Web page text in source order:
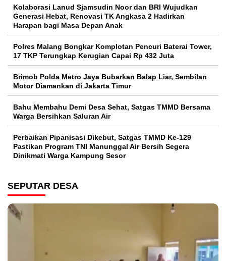
Kolaborasi Lanud Sjamsudin Noor dan BRI Wujudkan
Generasi Hebat, Renovasi TK Angkasa 2 Hadirkan
Harapan bagi Masa Depan Anak
Polres Malang Bongkar Komplotan Pencuri Baterai Tower,
17 TKP Terungkap Kerugian Capai Rp 432 Juta
Brimob Polda Metro Jaya Bubarkan Balap Liar, Sembilan
Motor Diamankan di Jakarta Timur
Bahu Membahu Demi Desa Sehat, Satgas TMMD Bersama
Warga Bersihkan Saluran Air
Perbaikan Pipanisasi Dikebut, Satgas TMMD Ke-129
Pastikan Program TNI Manunggal Air Bersih Segera
Dinikmati Warga Kampung Sesor
SEPUTAR DESA